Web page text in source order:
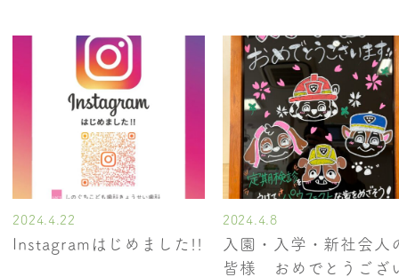
2024.4.22
Instagramはじめました!!
2024.4.8
入園・入学・新社会人
皆様 おめでとうござ